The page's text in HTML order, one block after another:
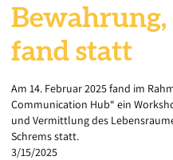
fand statt
Am 14. Februar 2025 fand im
Communication Hub“ ein
und Vermittlung des
Schrems statt.
3/15/2025